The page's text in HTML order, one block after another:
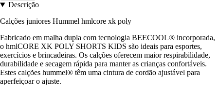
Descrição
Calções juniores Hummel hmlcore xk poly
Fabricado em malha dupla com tecnologia BEECOOL® incorporada,
o hmlCORE XK POLY SHORTS KIDS são ideais para esportes,
exercícios e brincadeiras. Os calções oferecem maior respirabilidade,
durabilidade e secagem rápida para manter as crianças confortáveis.
Estes calções hummel® têm uma cintura de cordão ajustável para
aperfeiçoar o ajuste.